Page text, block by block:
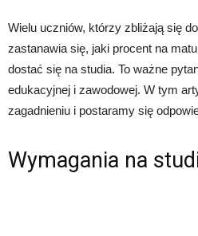
Wielu uczniów, którzy zbliżają się
zastanawia się, jaki procent na
dostać się na studia. To ważne
edukacyjnej i zawodowej. W tym
zagadnieniu i postaramy się
Wymagania na